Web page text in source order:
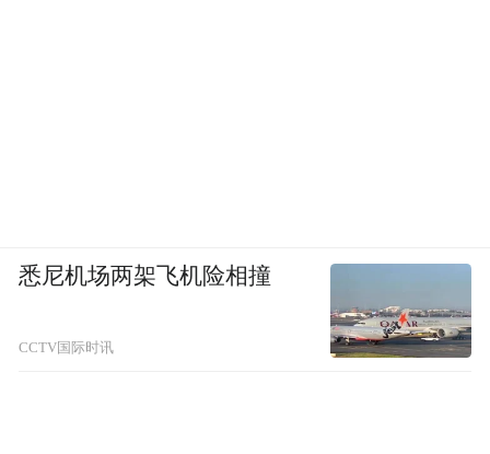
悉尼机场两架飞机险相撞
CCTV国际时讯